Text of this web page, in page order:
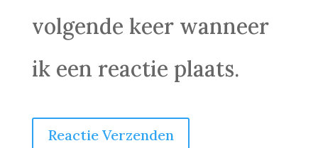
volgende keer wanneer
ik een reactie plaats.
Reactie Verzenden